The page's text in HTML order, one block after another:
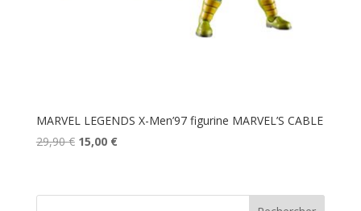
MARVEL LEGENDS X-Men’97 figurine MARVEL’S CABLE
29,90€ Le
était :
15,00 €Le
est :